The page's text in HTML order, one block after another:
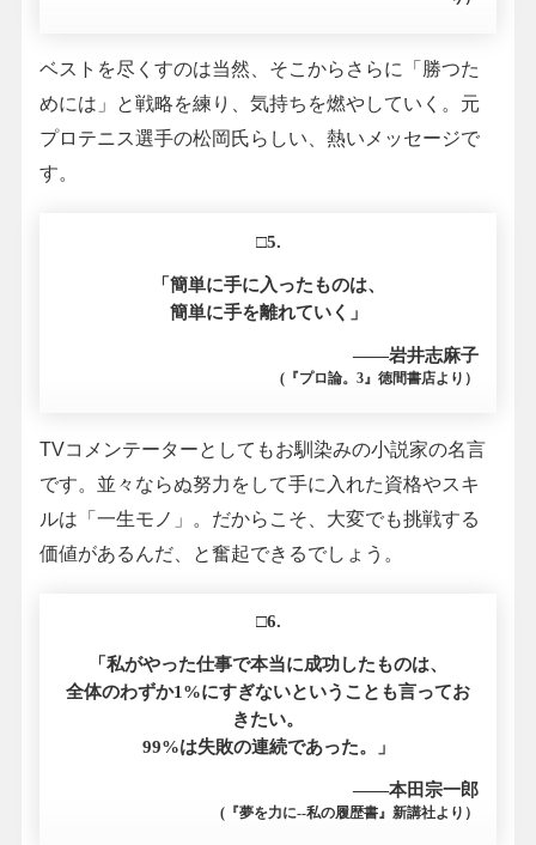
ベストを尽くすのは当然、そこからさらに「勝つた
めには」と戦略を練り、気持ちを燃やしていく。元
プロテニス選手の松岡氏らしい、熱いメッセージで
す。
□5.
「簡単に手に入ったものは、
簡単に手を離れていく」
――岩井志麻子
(『プロ論。3』徳間書店より）
TVコメンテーターとしてもお馴染みの小説家の名言
です。並々ならぬ努力をして手に入れた資格やスキ
ルは「一生モノ」。だからこそ、大変でも挑戦する
価値があるんだ、と奮起できるでしょう。
□6.
「私がやった仕事で本当に成功したものは、
全体のわずか1%にすぎないということも言ってお
きたい。
99%は失敗の連続であった。」
――本田宗一郎
(『夢を力に--私の履歴書』新講社より）